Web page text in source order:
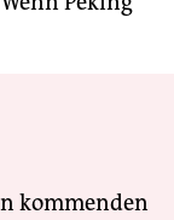
kommenden